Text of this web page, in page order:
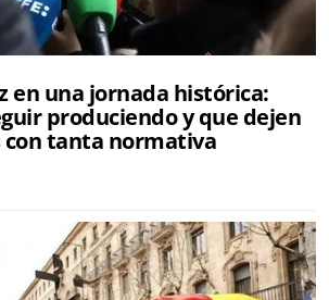
en una jornada histórica:
produciendo y que dejen
con tanta normativa